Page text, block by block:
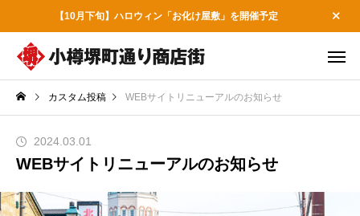
【10月下旬】ハロウィン「お化け屋敷」を開催予定
カスタム投稿 WEBサイトリニューアルのお知らせ
WEBサイトリニューアルのお知らせ
2024.03.01